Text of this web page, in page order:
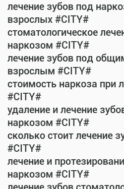
лечение зубов под
взрослых #CITY#
стоматологическое
наркозом #CITY#
лечение зубов под
взрослым #CITY#
стоимость наркоза при
#CITY#
удаление и лечение
наркозом #CITY#
сколько стоит лечение
#CITY#
лечение и
наркозом #CITY#